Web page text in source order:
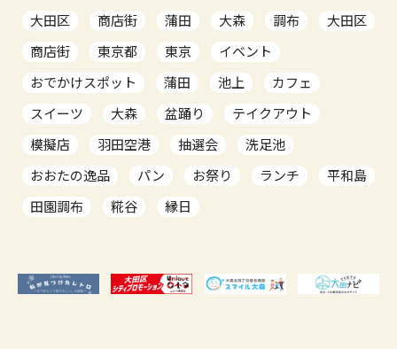
大田区 商店街 蒲田 大森 調布
大田区
商店街
東京都 東京
イベント
おでかけスポット
蒲田 池上
カフェ
スイーツ
大森 盆踊り
テイクアウト
模擬店
羽田空港 抽選会
洗足池
おおたの逸品
パン お祭り ランチ
平和島
田園調布
糀谷 縁日